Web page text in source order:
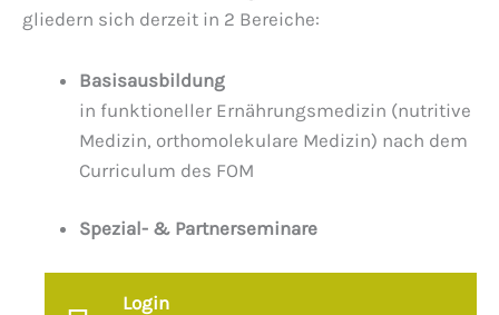
gliedern sich derzeit in 2 Bereiche:
Basisausbildung
in funktioneller Ernährungsmedizin (nutritive
Medizin, orthomolekulare Medizin) nach dem
Curriculum des FOM
Spezial- & Partnerseminare
Login